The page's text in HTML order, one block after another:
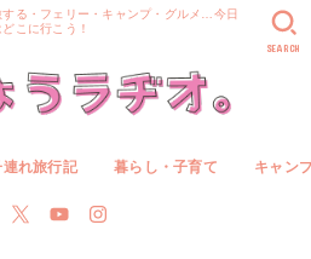
る・フェリー・キャンプ・グルメ…今日
どこに行こう！
連れ旅行記 暮らし・子育て キャン
SEARCH